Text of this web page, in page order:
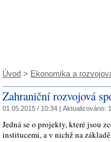
Úvod > Ekonomika a
Zahraniční rozvojová
01.05.2015 / 10:34 | Aktualizováno:
Jedná se o projekty, které jsou
institucemi, a v nichž na